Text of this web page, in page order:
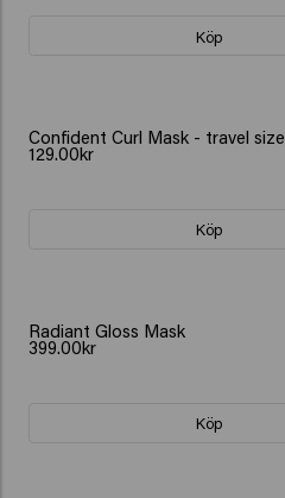
Köp
Confident Curl Mask - travel size
129.00kr
Köp
Radiant Gloss Mask
399.00kr
Köp